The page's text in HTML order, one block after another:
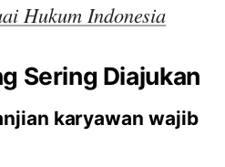
Hukum Indonesia
Sering Diajukan
karyawan wajib